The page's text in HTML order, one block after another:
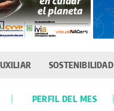
SOSTENIBILIDAD
PERFIL DEL MES